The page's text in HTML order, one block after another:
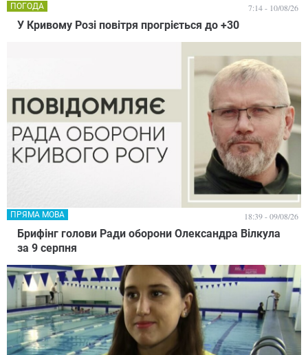
У Кривому Розі повітря прогріється до +30
ПОГОДА 7:14 - 10/08/26
Брифінг голови Ради оборони Олександра Вілкула
за 9 серпня
ПРЯМА МОВА 18:39 - 09/08/26